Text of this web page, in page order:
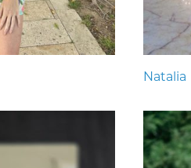
Natalia